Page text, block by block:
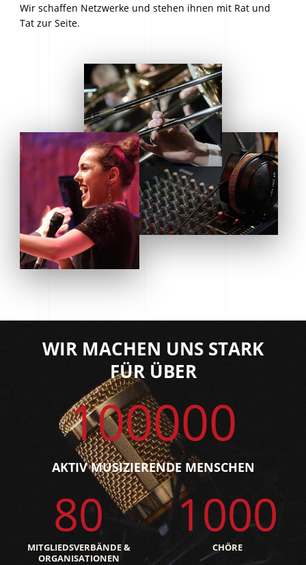
Wir schaffen Netzwerke und stehen ihnen mit Rat und
Tat zur Seite.
WIR MACHEN UNS STARK
FÜR ÜBER
100000
AKTIV MUSIZIERENDE MENSCHEN
80
MITGLIEDSVERBÄNDE &
ORGANISATIONEN
1000
CHÖRE